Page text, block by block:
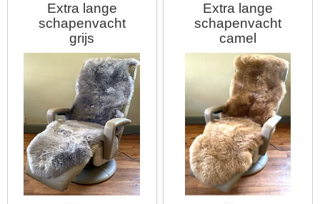
Extra lange
schapenvacht
grijs
Extra lange
schapenvacht
camel